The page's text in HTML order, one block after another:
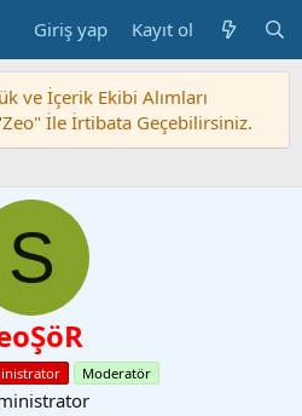
Giriş yap Kayıt ol
ve İçerik Ekibi Alımları
İle İrtibata Geçebilirsiniz.
S
Moderatör